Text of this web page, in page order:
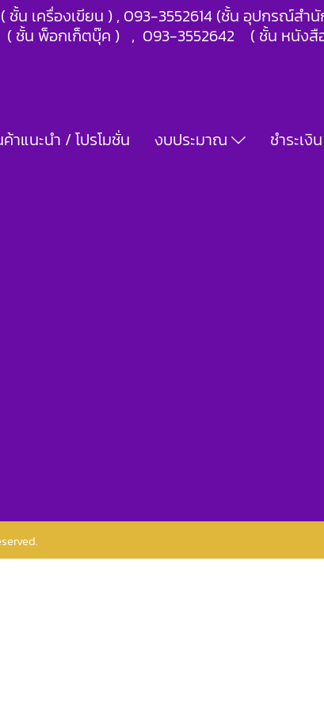
ชั้น เครื่องเขียน ) , 093-3552614 (ชั้น อุปกรณ์สำ
ชั้น พ็อกเก็ตบุ๊ค ) , 093-3552642 ( ชั้น หนังสื
าแนะนำ / โปรโมชั่น งบประมาณ ชำระเงิน